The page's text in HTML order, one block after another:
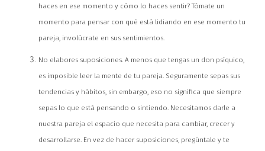
haces en ese momento y cómo lo haces sentir? Tómate un
momento para pensar con qué está lidiando en ese momento tu
pareja, involúcrate en sus sentimientos.
No elabores suposiciones. A menos que tengas un don psíquico,
es imposible leer la mente de tu pareja. Seguramente sepas sus
tendencias y hábitos, sin embargo, eso no significa que siempre
sepas lo que está pensando o sintiendo. Necesitamos darle a
nuestra pareja el espacio que necesita para cambiar, crecer y
desarrollarse. En vez de hacer suposiciones, pregúntale y te